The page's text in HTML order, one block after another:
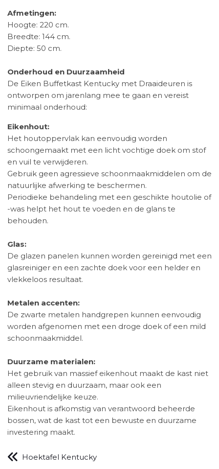
Afmetingen:
Hoogte: 220 cm.
Breedte: 144 cm.
Diepte: 50 cm.
Onderhoud en Duurzaamheid
De Eiken Buffetkast Kentucky met Draaideuren is
ontworpen om jarenlang mee te gaan en vereist
minimaal onderhoud:
Eikenhout:
Het houtoppervlak kan eenvoudig worden
schoongemaakt met een licht vochtige doek om stof
en vuil te verwijderen.
Gebruik geen agressieve schoonmaakmiddelen om de
natuurlijke afwerking te beschermen.
Periodieke behandeling met een geschikte houtolie of
-was helpt het hout te voeden en de glans te
behouden.
Glas:
De glazen panelen kunnen worden gereinigd met een
glasreiniger en een zachte doek voor een helder en
vlekkeloos resultaat.
Metalen accenten:
De zwarte metalen handgrepen kunnen eenvoudig
worden afgenomen met een droge doek of een mild
schoonmaakmiddel.
Duurzame materialen:
Het gebruik van massief eikenhout maakt de kast niet
alleen stevig en duurzaam, maar ook een
milieuvriendelijke keuze.
Eikenhout is afkomstig van verantwoord beheerde
bossen, wat de kast tot een bewuste en duurzame
investering maakt.
Hoektafel Kentucky